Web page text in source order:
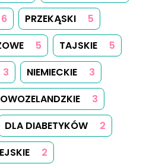
6 PRZEKĄSKI
5
5 TAJSKIE
5
3 NIEMIECKIE
3
3
DLA DIABETYKÓW
2
2